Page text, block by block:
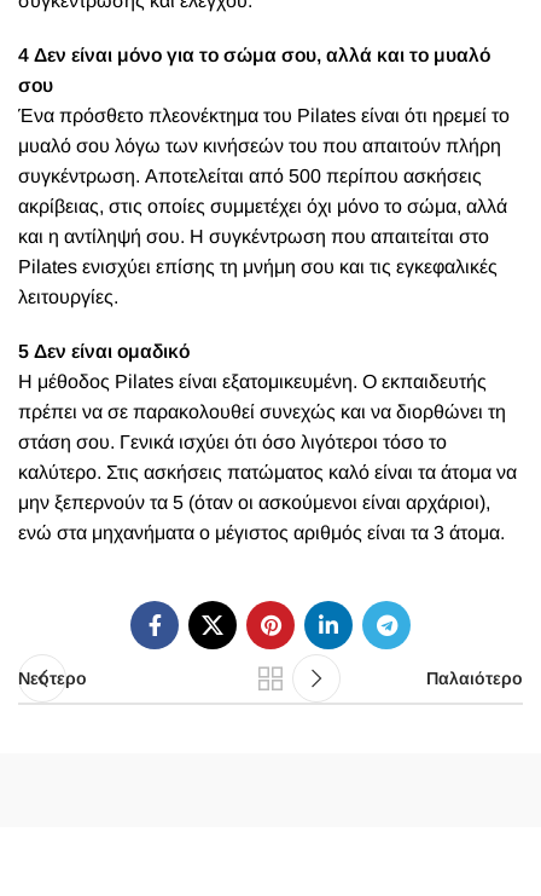
4 Δεν είναι μόνο για το σώμα σου, αλλά και το μυαλό
σου
Ένα πρόσθετο πλεονέκτημα του Pilates είναι ότι ηρεμεί το
μυαλό σου λόγω των κινήσεών του που απαιτούν πλήρη
συγκέντρωση. Αποτελείται από 500 περίπου ασκήσεις
ακρίβειας, στις οποίες συμμετέχει όχι μόνο το σώμα, αλλά
και η αντίληψή σου. Η συγκέντρωση που απαιτείται στο
Pilates ενισχύει επίσης τη μνήμη σου και τις εγκεφαλικές
λειτουργίες.
5 Δεν είναι ομαδικό
Η μέθοδος Pilates είναι εξατομικευμένη. Ο εκπαιδευτής
πρέπει να σε παρακολουθεί συνεχώς και να διορθώνει τη
στάση σου. Γενικά ισχύει ότι όσο λιγότεροι τόσο το
καλύτερο. Στις ασκήσεις πατώματος καλό είναι τα άτομα να
μην ξεπερνούν τα 5 (όταν οι ασκούμενοι είναι αρχάριοι),
ενώ στα μηχανήματα ο μέγιστος αριθμός είναι τα 3 άτομα.
Νεότερο Παλαιότερο